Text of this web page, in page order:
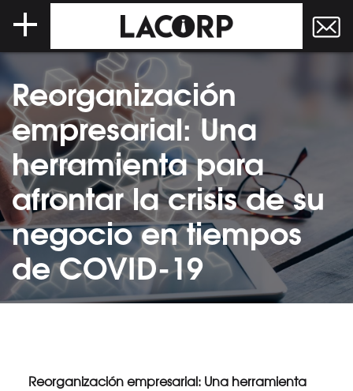
Reorganización
empresarial: Una
herramienta para
afrontar la crisis de su
negocio en tiempos
de COVID-19
Reorganización empresarial: Una herramienta